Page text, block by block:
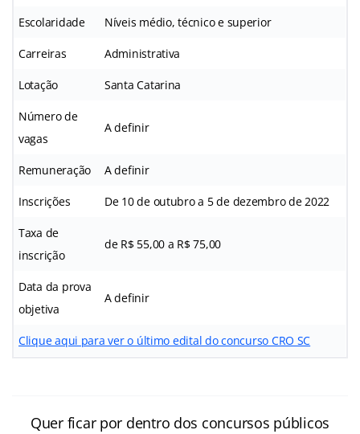
Escolaridade Níveis médio, técnico e superior
Carreiras Administrativa
Lotação Santa Catarina
Número de
vagas
A definir
Remuneração A definir
Inscrições De 10 de outubro a 5 de dezembro de 2022
Taxa de
inscrição
de R$ 55,00 a R$ 75,00
Data da prova
objetiva
A definir
Clique aqui para ver o último edital do concurso CRO SC
Quer ficar por dentro dos concursos públicos